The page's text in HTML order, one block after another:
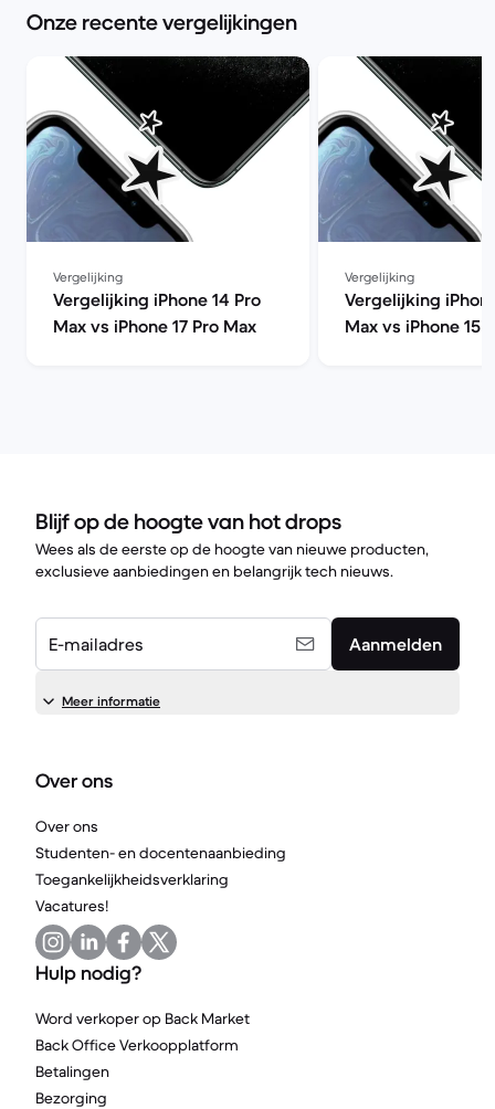
Onze recente vergelijkingen
Vergelijking
Vergelijking iPhone 14 Pro
Max vs iPhone 17 Pro Max
Vergelijking
Vergelijking
Max vs iPhone 15
Blijf op de hoogte van hot drops
Wees als de eerste op de hoogte van nieuwe producten,
exclusieve aanbiedingen en belangrijk tech nieuws.
E-mailadres Aanmelden
Meer informatie
Over ons
Over ons
Studenten- en docentenaanbieding
Toegankelijkheidsverklaring
Vacatures!
Hulp nodig?
Word verkoper op Back Market
Back Office Verkoopplatform
Betalingen
Bezorging